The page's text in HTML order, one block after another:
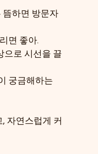
뜸하면 방문자
면 좋아.
으로 시선을 끌
궁금해하는
자연스럽게 커